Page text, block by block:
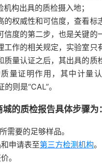
构出具的质检摄入地；
权威性和可信度，查看标
信度的第二步，也是关键的
工作的相关规定，实验室只
质量认证之后，其出具的质
量证明作用，其中计量
则是“CAL”。
质检报告具体步骤为：
要的足够样品。
申请表至第三方检测机构。
。